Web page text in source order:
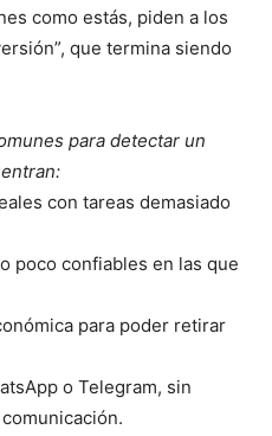
como estás, piden a los
que termina siendo
para detectar un
con tareas demasiado
poco confiables en las que
para poder retirar
o Telegram, sin